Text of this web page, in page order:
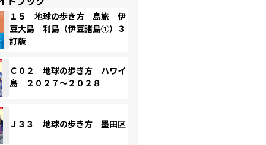
１５ 地球の歩き方 島旅 伊
豆大島 利島（伊豆諸島①）３
訂版
Ｃ０２ 地球の歩き方 ハワイ
島 ２０２７～２０２８
Ｊ３３ 地球の歩き方 墨田区